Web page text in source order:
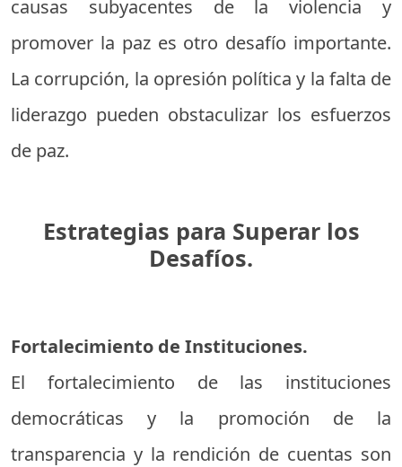
causas subyacentes de la violencia y
promover la paz es otro desafío importante.
La corrupción, la opresión política y la falta de
liderazgo pueden obstaculizar los esfuerzos
de paz.
Estrategias para Superar los
Desafíos.
Fortalecimiento de Instituciones.
El fortalecimiento de las instituciones
democráticas y la promoción de la
transparencia y la rendición de cuentas son